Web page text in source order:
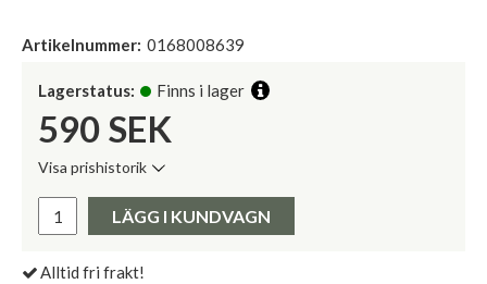
Artikelnummer: 0168008639
Lagerstatus: Finns i lager
590 SEK
Visa prishistorik
Pris:
LÄGG I KUNDVAGN
Alltid fri frakt!